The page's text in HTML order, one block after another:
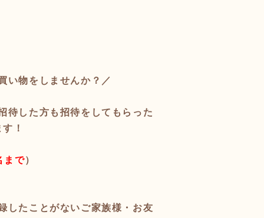
い物をしませんか？／
待した方も招待をしてもらった
！
まで）
したことがないご家族様・お友